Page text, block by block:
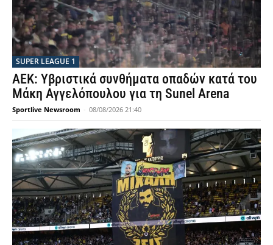
SUPER LEAGUE 1
ΑΕΚ: Υβριστικά συνθήματα οπαδών κατά του
Μάκη Αγγελόπουλου για τη Sunel Arena
Sportlive Newsroom - 08/08/2026 21:40